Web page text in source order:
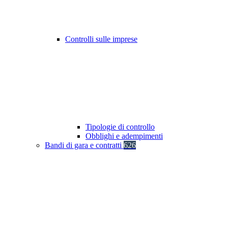
Controlli sulle imprese
Tipologie di controllo
Obblighi e adempimenti
Bandi di gara e contratti 626